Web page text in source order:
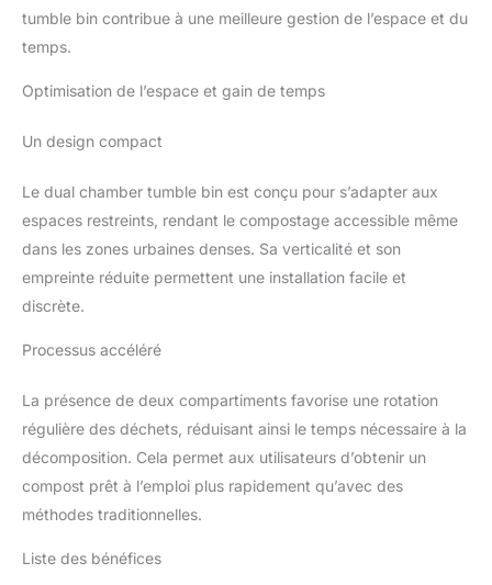
tumble bin contribue à une meilleure gestion de l’espace et du
temps.
Optimisation de l’espace et gain de temps
Un design compact
Le dual chamber tumble bin est conçu pour s’adapter aux
espaces restreints, rendant le compostage accessible même
dans les zones urbaines denses. Sa verticalité et son
empreinte réduite permettent une installation facile et
discrète.
Processus accéléré
La présence de deux compartiments favorise une rotation
régulière des déchets, réduisant ainsi le temps nécessaire à la
décomposition. Cela permet aux utilisateurs d’obtenir un
compost prêt à l’emploi plus rapidement qu’avec des
méthodes traditionnelles.
Liste des bénéfices